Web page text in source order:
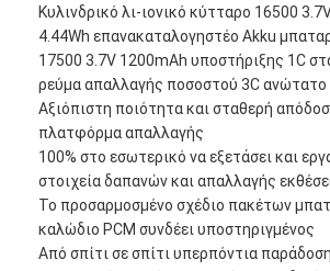
Κυλινδρικό λι-ιονικό κύτταρο 16500
4.44Wh επανακαταλογηστέο Akku
17500 3.7V 1200mAh υποστήριξης 1C
ρεύμα απαλλαγής ποσοστού 3C ανώτατο
Αξιόπιστη ποιότητα και σταθερή
πλατφόρμα απαλλαγής
100% στο εσωτερικό να εξετάσει και
στοιχεία δαπανών και απαλλαγής
Το προσαρμοσμένο σχέδιο πακέτων
καλώδιο PCM συνδέει υποστηριγμένος
Από σπίτι σε σπίτι υπερπόντια